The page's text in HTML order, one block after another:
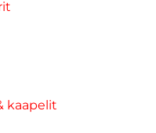
kaapelit